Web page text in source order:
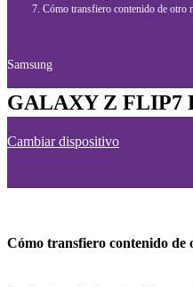
Cómo transfiero contenido de otro
Samsung
GALAXY Z FLIP7
Cambiar dispositivo
Cómo transfiero contenido de